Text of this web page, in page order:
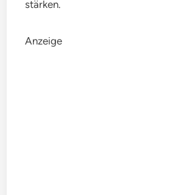
stärken.
Anzeige